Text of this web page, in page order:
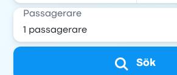
Passagerare
Sök